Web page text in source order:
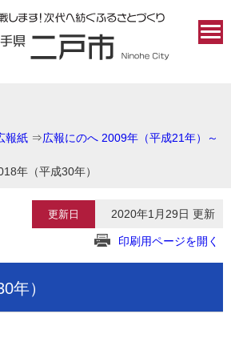
報紙 ⇒広報にのへ 2009年（平成21年）～
年（平成30年）
更新日 2020年1月29日 更新
印刷用ページを開く
年）